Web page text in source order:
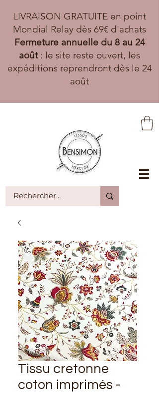
LIVRAISON GRATUITE en point
Mondial Relay dès 69€ d'achats
Fermeture annuelle du 8 au 24
août: le site reste ouvert, les
expéditions reprendront dès le 24
août
Tissu cretonne
coton imprimés -